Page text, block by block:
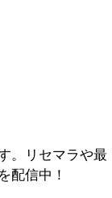
。リセマラや最
配信中！